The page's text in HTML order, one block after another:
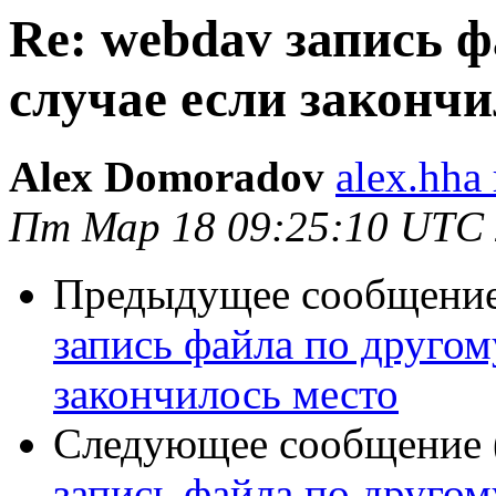
Re: webdav запись
случае если
Alex Domoradov
Пт Мар 18 09:25:10 UTC
Предыдущее
запись файла по
закончилось место
Следующее сообщение